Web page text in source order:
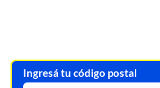
Ingresá tu código postal